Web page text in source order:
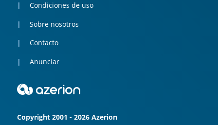
Condiciones de uso
Sobre nosotros
Contacto
Anunciar
Copyright 2001 - 2026 Azerion